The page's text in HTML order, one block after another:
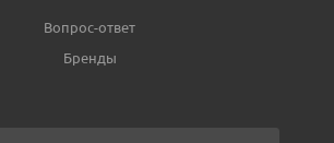
Вопрос-ответ
Бренды